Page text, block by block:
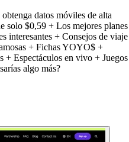
datos móviles de alta
solo $0,59 + Los mejores planes
interesantes + Consejos de viaje
+ Fichas YOYO$ +
+ Espectáculos en vivo + Juegos
algo más?